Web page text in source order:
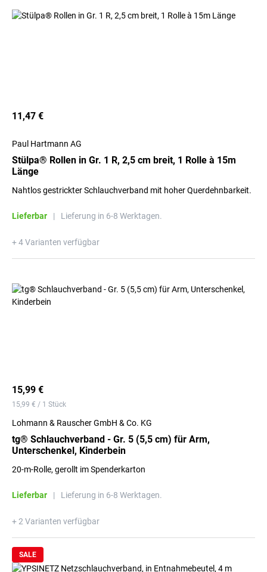
11,47 €
Paul Hartmann AG
Stülpa® Rollen in Gr. 1 R, 2,5 cm breit, 1 Rolle à 15m
Länge
Nahtlos gestrickter Schlauchverband mit hoher Querdehnbarkeit.
Lieferbar | Lieferung in 6-8 Werktagen.
+ 4 Varianten verfügbar
15,99 €
15,99 € / 1 Stück
Lohmann & Rauscher GmbH & Co. KG
tg® Schlauchverband - Gr. 5 (5,5 cm) für Arm,
Unterschenkel, Kinderbein
20-m-Rolle, gerollt im Spenderkarton
Lieferbar | Lieferung in 6-8 Werktagen.
+ 2 Varianten verfügbar
SALE